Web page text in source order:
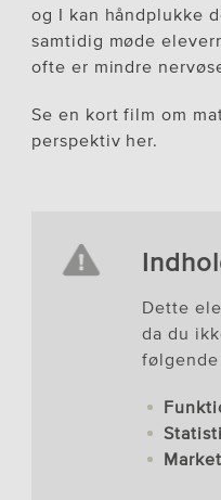
og I kan håndplukke
samtidig møde
ofte er mindre
Se en kort film om
perspektiv her.
Dette
da du